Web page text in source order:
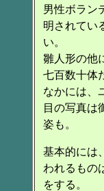
男性ボラン
明されてい
い。
雛人形の他
七百数十体
なかには、
目の写真は
姿も。
基本的には
われるもの
をする。